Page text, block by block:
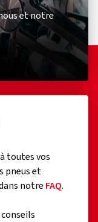
et notre
toutes vos
pneus et
notre FAQ.